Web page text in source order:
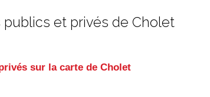
et privés de Cholet
sur la carte de Cholet